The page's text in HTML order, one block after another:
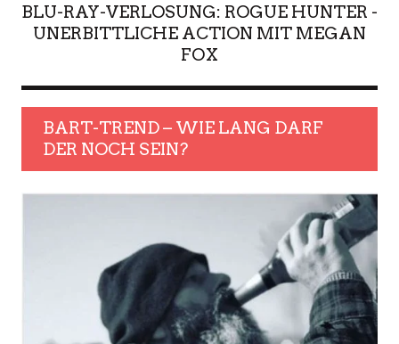
BLU-RAY-VERLOSUNG: ROGUE HUNTER -
UNERBITTLICHE ACTION MIT MEGAN
FOX
BART-TREND – WIE LANG DARF
DER NOCH SEIN?